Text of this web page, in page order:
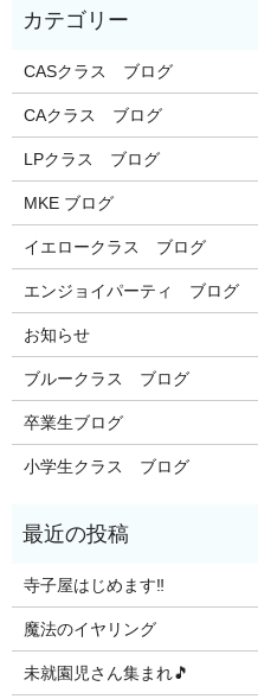
CASクラス ブログ
CAクラス ブログ
LPクラス ブログ
MKE ブログ
イエロークラス ブログ
エンジョイパーティ ブログ
お知らせ
ブルークラス ブログ
卒業生ブログ
小学生クラス ブログ
寺子屋はじめます‼️
魔法のイヤリング
未就園児さん集まれ🎵